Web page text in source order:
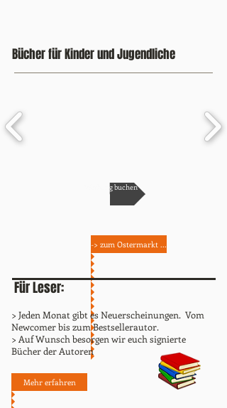
Bücher für Kinder und Jugendliche
Werbung buchen
-> zum Ostermarkt ...
Für Leser:
> Jeden Monat gibt es Neuerscheinungen. Vom
Newcomer bis zum Bestsellerautor.
> Auf Wunsch besorgen wir euch signierte
Bücher der Autoren
Mehr erfahren